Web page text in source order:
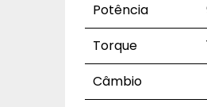
Potência
Torque
Câmbio